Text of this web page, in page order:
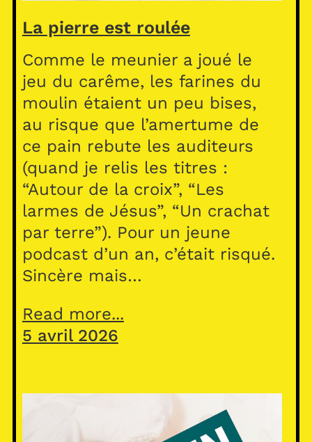
La pierre est roulée
Comme le meunier a joué le
jeu du carême, les farines du
moulin étaient un peu bises,
au risque que l’amertume de
ce pain rebute les auditeurs
(quand je relis les titres :
“Autour de la croix”, “Les
larmes de Jésus”, “Un crachat
par terre”). Pour un jeune
podcast d’un an, c’était risqué.
Sincère mais…
Read more...
5 avril 2026